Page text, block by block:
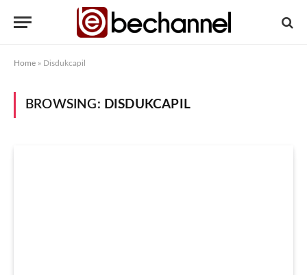
Home » Disdukcapil
BROWSING: DISDUKCAPIL